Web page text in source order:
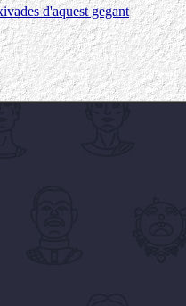
d'aquest gegant